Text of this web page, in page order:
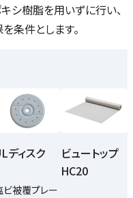
シ樹脂を用いずに行い、
条件とします。
ディスク
ビ被覆プレー
ビュートップ
HC20